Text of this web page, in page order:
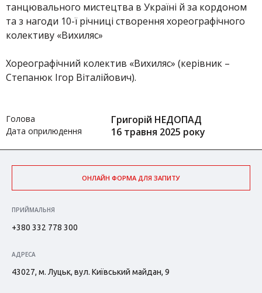
танцювального мистецтва в Україні й за кордоном
та з нагоди 10-ї річниці створення хореографічного
колективу «Вихиляс»
Хореографічний колектив «Вихиляс» (керівник –
Степанюк Ігор Віталійович).
Голова Григорій НЕДОПАД
Дата оприлюдення 16 травня 2025 року
ОНЛАЙН ФОРМА ДЛЯ ЗАПИТУ
ПРИЙМАЛЬНЯ
+380 332 778 300
АДРЕСА
43027, м. Луцьк, вул. Київський майдан, 9